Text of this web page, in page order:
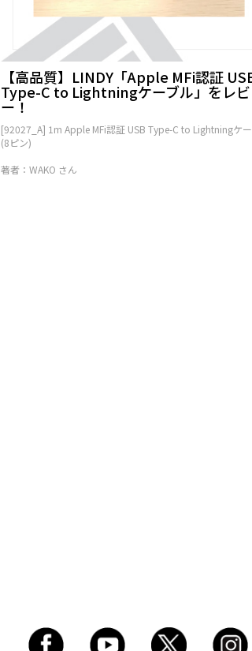
【高品質】LINDY「Apple MFi認証
Type-C to Lightningケーブル」をレビ
ー！
[92027_A] 1m Apple MFi認証 USB Type-C to Lightningケ
(8ピン)
著者：WAKO さん